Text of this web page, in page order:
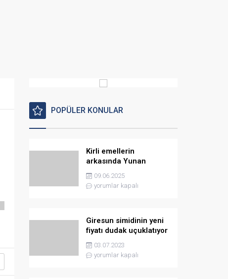
POPÜLER KONULAR
Kirli emellerin
arkasında Yunan
istihbaratı var
09.06.2025
yorumlar kapalı
Giresun simidinin yeni
fiyatı dudak uçuklatıyor
03.07.2023
yorumlar kapalı